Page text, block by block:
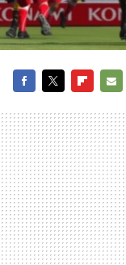
MAIL